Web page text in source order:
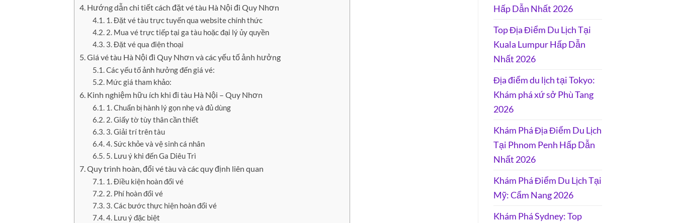
Hướng dẫn chi tiết cách đặt vé tàu Hà Nội đi Quy Nhơn
1. Đặt vé tàu trực tuyến qua website chính thức
2. Mua vé trực tiếp tại ga tàu hoặc đại lý ủy quyền
3. Đặt vé qua điện thoại
Giá vé tàu Hà Nội đi Quy Nhơn và các yếu tố ảnh hưởng
Các yếu tố ảnh hưởng đến giá vé:
Mức giá tham khảo:
Kinh nghiệm hữu ích khi đi tàu Hà Nội – Quy Nhơn
1. Chuẩn bị hành lý gọn nhẹ và đủ dùng
2. Giấy tờ tùy thân cần thiết
3. Giải trí trên tàu
4. Sức khỏe và vệ sinh cá nhân
5. Lưu ý khi đến Ga Diêu Trì
Quy trình hoàn, đổi vé tàu và các quy định liên quan
1. Điều kiện hoàn đổi vé
2. Phí hoàn đổi vé
3. Các bước thực hiện hoàn đổi vé
4. Lưu ý đặc biệt
Hấp Dẫn Nhất 2026
Top Địa Điểm Du Lịch Tại
Kuala Lumpur Hấp Dẫn
Nhất 2026
Địa điểm du lịch tại Tokyo:
Khám phá xứ sở Phù Tang
2026
Khám Phá Địa Điểm Du Lịch
Tại Phnom Penh Hấp Dẫn
Nhất 2026
Khám Phá Điểm Du Lịch Tại
Mỹ: Cẩm Nang 2026
Khám Phá Sydney: Top